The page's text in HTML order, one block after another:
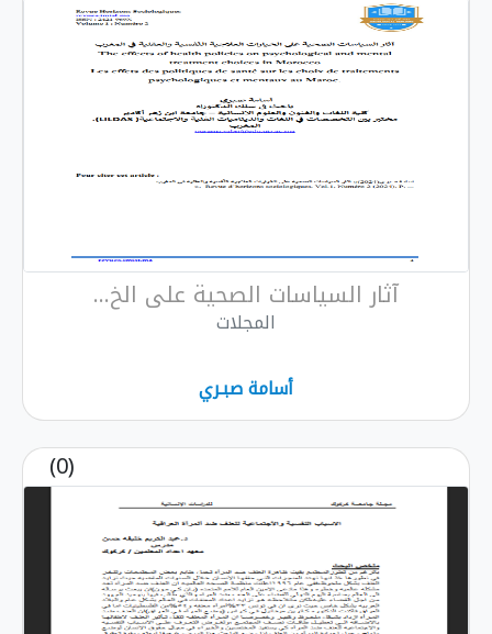
آثار السياسات الصحية على الخ...
المجلات
أسامة صبـري
(0)